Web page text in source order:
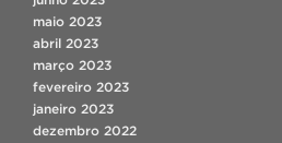
maio 2023
abril 2023
março 2023
fevereiro 2023
janeiro 2023
dezembro 2022